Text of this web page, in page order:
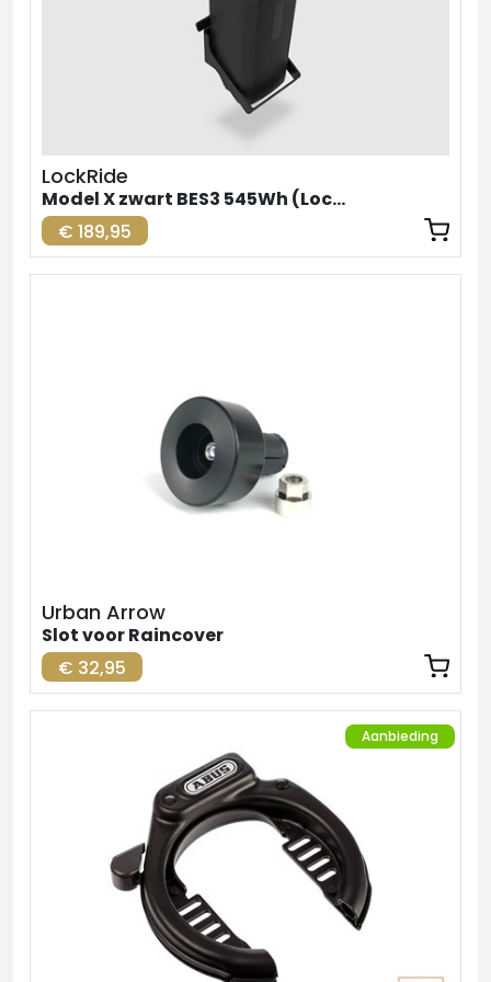
LockRide
Model X zwart BES3 545Wh (LockRide)
€ 189,95
Urban Arrow
Slot voor Raincover
€ 32,95
Aanbieding